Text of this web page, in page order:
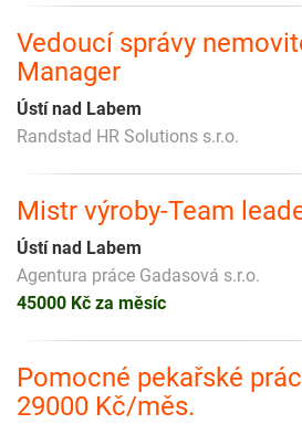
Vedoucí správy
Manager
Ústí nad Labem
Randstad HR Solutions s.r.o.
Mistr výroby-Team
Ústí nad Labem
Agentura práce Gadasová s.r.o.
45000 Kč za měsíc
Pomocné pekařské
29000 Kč/měs.